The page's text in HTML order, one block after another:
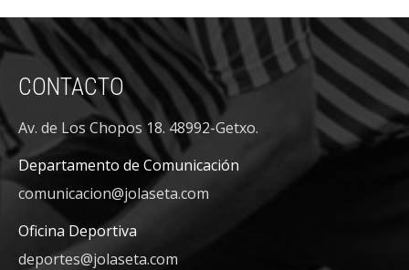
CONTACTO
Av. de Los Chopos 18. 48992-Getxo.
Departamento de Comunicación
comunicacion@jolaseta.com
Oficina Deportiva
deportes@jolaseta.com